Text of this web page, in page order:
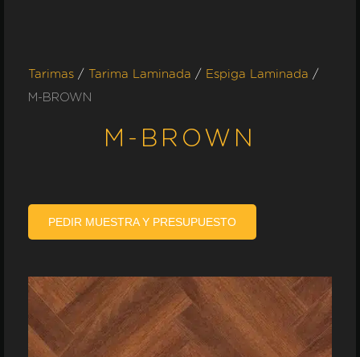
Tarimas / Tarima Laminada / Espiga Laminada /
M-BROWN
M-BROWN
PEDIR MUESTRA Y PRESUPUESTO